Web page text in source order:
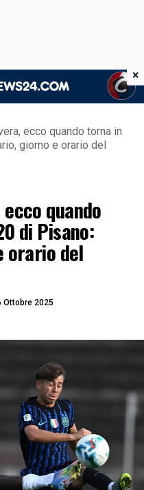
ecco quando torna in
giorno e orario del
quando
di Pisano:
orario del
Ottobre 2025
×